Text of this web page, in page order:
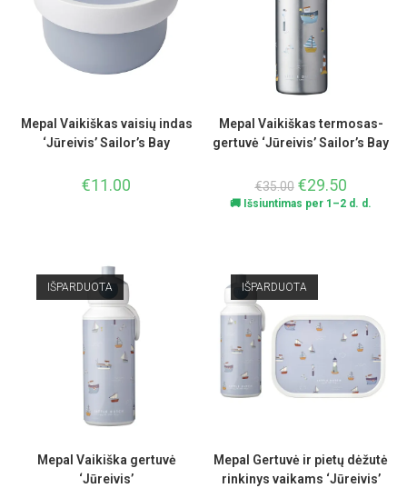
Mepal Vaikiškas vaisių indas
‘Jūreivis’ Sailor’s Bay
€11.00
Mepal Vaikiškas termosas-
gertuvė ‘Jūreivis’ Sailor’s Bay
€35.00 €29.50
🚚 Išsiuntimas per 1–2 d. d.
IŠPARDUOTA
Mepal Vaikiška gertuvė
‘Jūreivis’
IŠPARDUOTA
Mepal Gertuvė ir pietų dėžutė
rinkinys vaikams ‘Jūreivis’